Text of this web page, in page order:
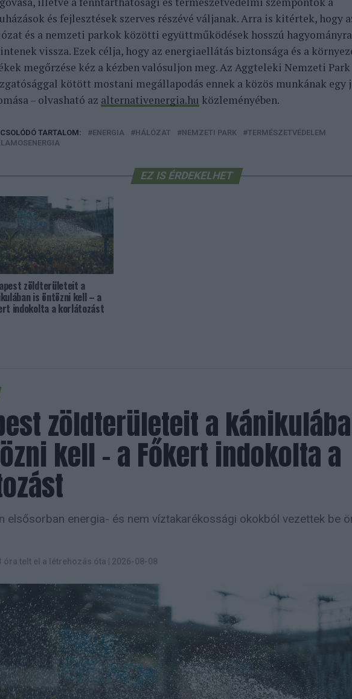
és fejlesztések szerves részévé váljanak. Arra is kitértek, hogy
és a nemzeti parkok közötti együttműködések hosszú hagyományra
vissza. Ezek célja, hogy az energiaellátás biztonsága és a
megőrzése kéz a kézben valósuljon meg. Az Aggteleki Nemzeti Park
kötött mostani megállapodás ennek a közös munkának egy
– olvasható az alternativenergia.hu közleményében.
TARTALOM: ENERGIA HÁLÓZAT NEMZETI PARK
TERMÉSZETVÉDELEM
EZ IS ÉRDEKELHET
zöldterületeit a
is öntözni kell – a
indokolta a korlátozást
zöldterületeit a
kell – a Főkert indokolta a
elsősorban energia- és nem víztakarékossági okokból vezettek be
óra telt el a létrehozás óta 2026-08-08